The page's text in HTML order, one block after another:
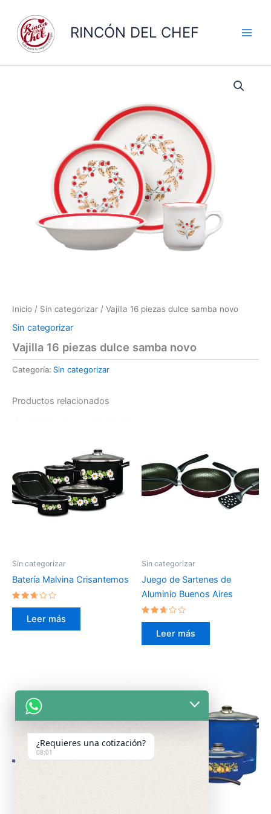
contenido
RINCÓN DEL CHEF
Inicio / Sin categorizar / Vajilla 16 piezas dulce samba novo
Sin categorizar
Vajilla 16 piezas dulce samba novo
Categoría: Sin categorizar
Productos relacionados
Sin categorizar
Batería Malvina Crisantemos
Valorado
2.54Leer más
Sin categorizar
Juego de Sartenes de
Aluminio Buenos Aires
Valorado
2.50Leer más
¿Requieres una cotización?
08:01